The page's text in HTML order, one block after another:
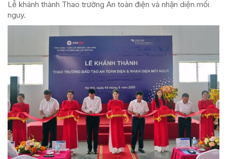
Lễ khánh thành Thao trường An toàn điện và nhận diện mối
nguy.